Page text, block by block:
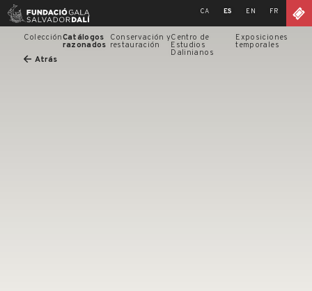
Skip
CA ES EN FR
ColecciónCatálogos
razonados
Conservación y
restauración
Centro de
Estudios
Dalinianos
Exposiciones
temporales
Atrás